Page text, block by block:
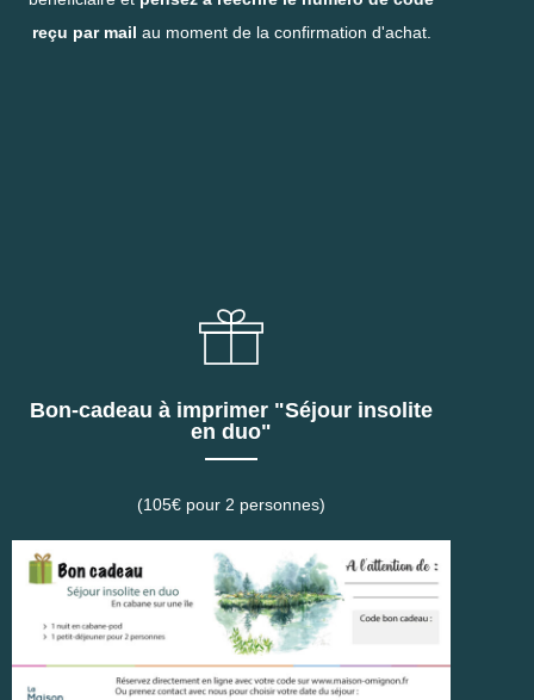
reçu par mail au moment de la confirmation d'achat.
Bon-cadeau à imprimer "Séjour insolite
en duo"
(105€ pour 2 personnes)